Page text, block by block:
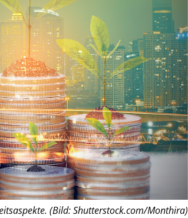
(Bild: Shutterstock.com/Monthira)